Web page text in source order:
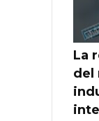
La
del